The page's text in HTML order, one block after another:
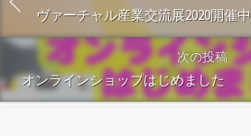
ヴァーチャル産業交流展2020開催中
次の投稿
オンラインショップはじめました